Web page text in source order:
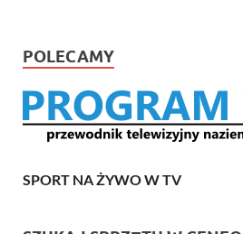
POLECAMY
SPORT NA ŻYWO W TV